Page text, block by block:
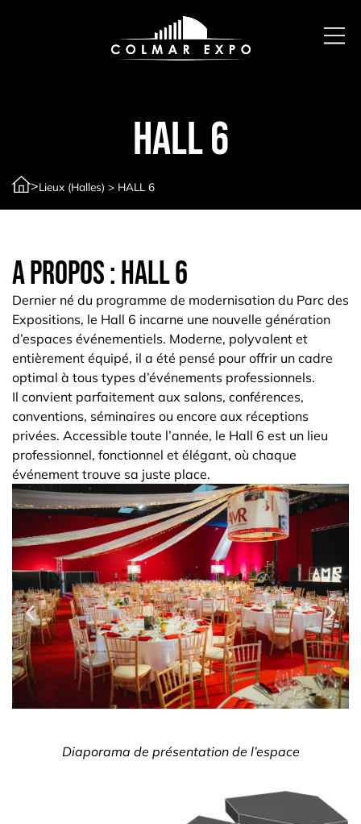
HALL 6
>Lieux (Halles) > HALL 6
A propos : HALL 6
Dernier né du programme de modernisation du Parc des
Expositions, le Hall 6 incarne une nouvelle génération
d’espaces événementiels. Moderne, polyvalent et
entièrement équipé, il a été pensé pour offrir un cadre
optimal à tous types d’événements professionnels.
Il convient parfaitement aux salons, conférences,
conventions, séminaires ou encore aux réceptions
privées. Accessible toute l’année, le Hall 6 est un lieu
professionnel, fonctionnel et élégant, où chaque
événement trouve sa juste place.
Diaporama de présentation de l’espace